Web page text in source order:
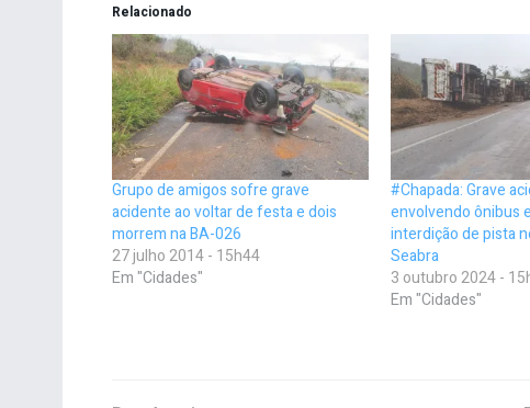
Relacionado
Grupo de amigos sofre grave
acidente ao voltar de festa e dois
morrem na BA-026
27 julho 2014 - 15h44
Em "Cidades"
#Chapada: Grave
envolvendo ônibus
interdição de pista
Seabra
3 outubro 2024 -
Em "Cidades"